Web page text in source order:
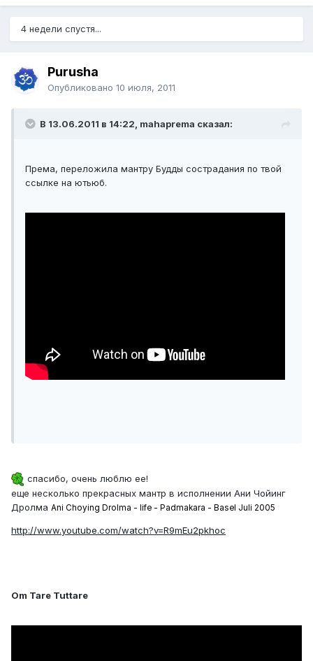
4 недели спустя...
Purusha
Опубликовано 10 июля, 2011
В 13.06.2011 в 14:22, mahaprema сказал:
Према, переложила мантру Будды сострадания по твой
ссылке на ютьюб.
спасибо, очень люблю ее!
еще несколько прекрасных мантр в исполнении Ани Чойинг
Дролма Ani Choying Drolma - life - Padmakara - Basel Juli 2005
http://www.youtube.com/watch?v=R9mEu2pkhoc
Om Tare Tuttare